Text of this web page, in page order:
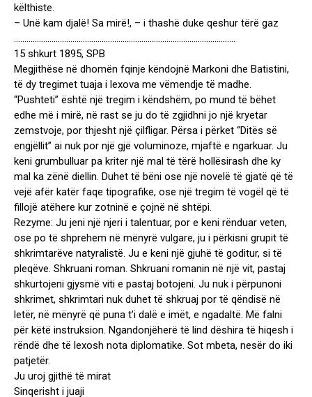
këlthiste.
– Unë kam djalë! Sa mirë!, – i thashë duke qeshur tërë gaz
…………………………………………………………………………………………….
15 shkurt 1895, SPB
Megjithëse në dhomën fqinje këndojnë Markoni dhe Batistini,
të dy tregimet tuaja i lexova me vëmendje të madhe.
“Pushteti” është një tregim i këndshëm, po mund të bëhet
edhe më i mirë, në rast se ju do të zgjidhni jo një kryetar
zemstvoje, por thjesht një çilfligar. Përsa i përket “Ditës së
engjëllit” ai nuk por një gjë voluminoze, mjaftë e ngarkuar. Ju
keni grumbulluar pa kriter një mal të tërë hollësirash dhe ky
mal ka zënë diellin. Duhet të bëni ose një novelë të gjatë që të
vejë afër katër faqe tipografike, ose një tregim të vogël që të
fillojë atëhere kur zotninë e çojnë në shtëpi.
Rezyme: Ju jeni një njeri i talentuar, por e keni rënduar veten,
ose po të shprehem në mënyrë vulgare, ju i përkisni grupit të
shkrimtarëve natyralistë. Ju e keni një gjuhë të goditur, si të
pleqëve. Shkruani roman. Shkruani romanin në një vit, pastaj
shkurtojeni gjysmë viti e pastaj botojeni. Ju nuk i përpunoni
shkrimet, shkrimtari nuk duhet të shkruaj por të qëndisë në
letër, në mënyrë që puna t’i dalë e imët, e ngadaltë. Më falni
për këtë instruksion. Ngandonjëherë të lind dëshira të hiqesh i
rëndë dhe të lexosh nota diplomatike. Sot mbeta, nesër do iki
patjetër.
Ju uroj gjithë të mirat
Sinqerisht i juaji